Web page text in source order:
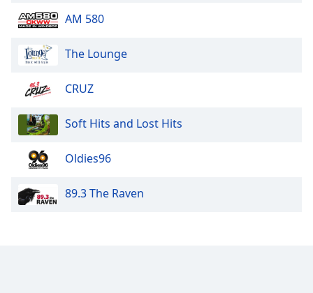
AM 580
The Lounge
CRUZ
Soft Hits and Lost Hits
Oldies96
89.3 The Raven